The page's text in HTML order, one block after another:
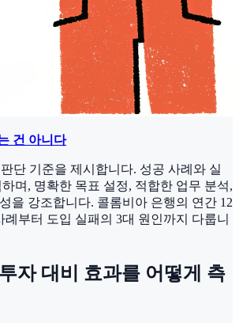
건 아니다
단 기준을 제시합니다. 성공 사례와 실
며, 명확한 목표 설정, 적합한 업무 분석,
을 강조합니다. 콜롬비아 은행의 연간 12
례부터 도입 실패의 3대 원인까지 다룹니
자 대비 효과를 어떻게 측